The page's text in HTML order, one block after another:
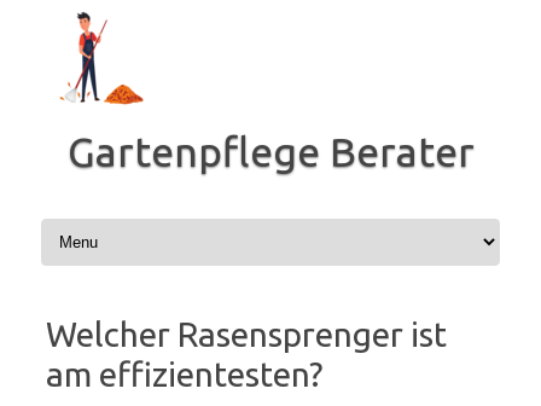
springen
Gartenpflege Berater
Welcher Rasensprenger ist
am effizientesten?